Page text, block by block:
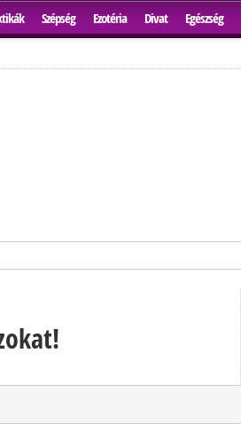
Szépség Ezotéria Divat Egészség